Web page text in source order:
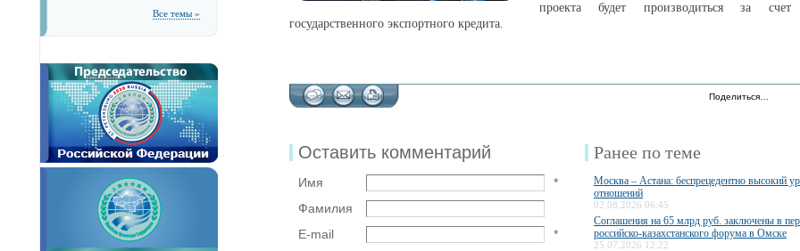
Все темы »
проекта будет производиться за счет
государственного экспортного кредита.
Поделиться…
Оставить комментарий
Имя
*
Фамилия
E-mail
*
Ранее по теме
Москва – Астана: беспрецедентно высокий
отношений
02.08.2026 06:45
Соглашения на 65 млрд руб. заключены в
российско-казахстанского форума в Омске
25.07.2026 12:22